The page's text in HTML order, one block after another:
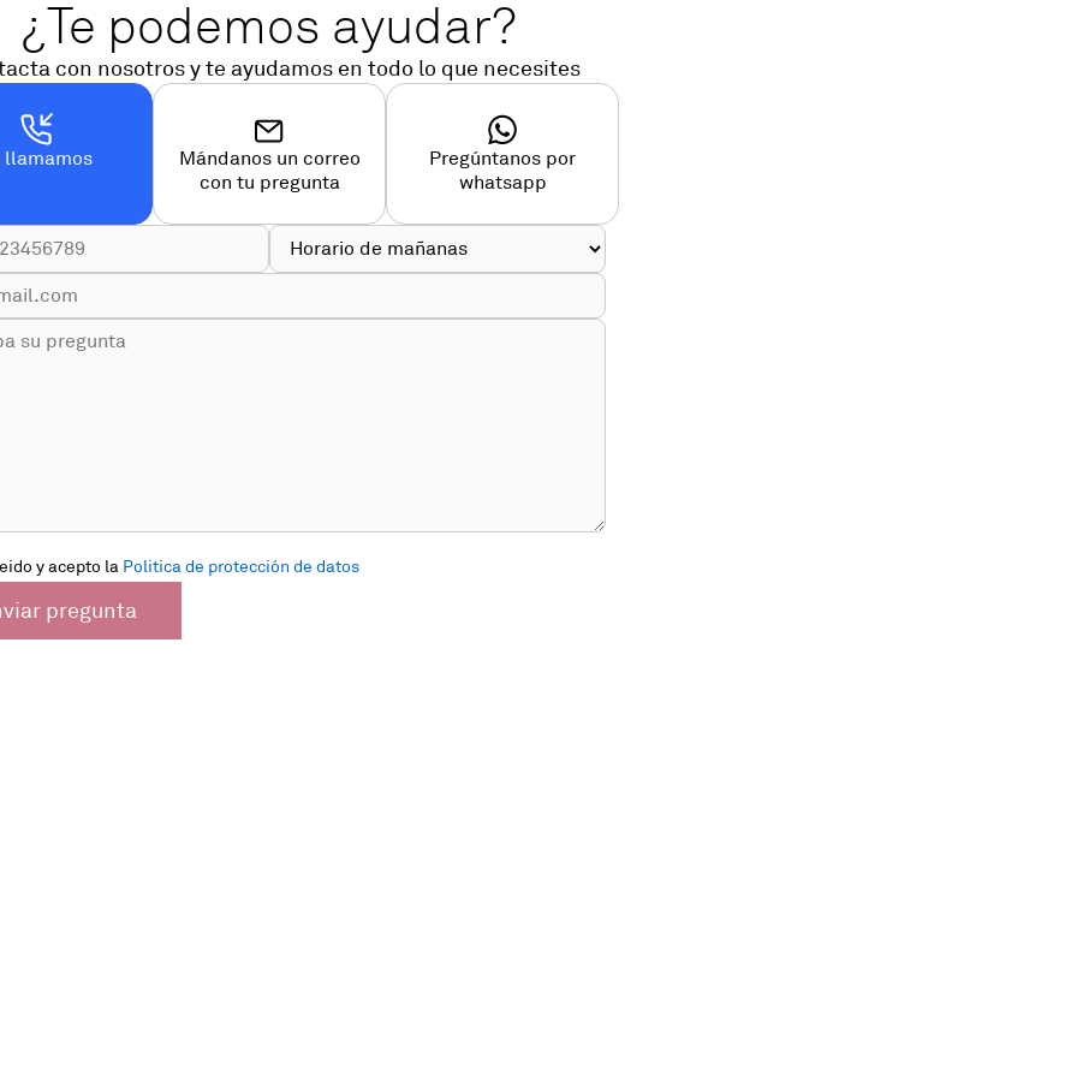
¿Te podemos ayudar?
con nosotros y te ayudamos en todo lo que necesites
llamamos
Mándanos un correo
con tu pregunta
Pregúntanos por
whatsapp
y acepto la Politica de protección de datos
pregunta